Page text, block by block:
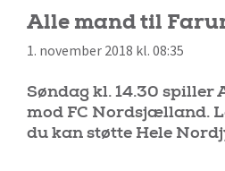
Alle mand til
1. november 2018 kl. 08:35
Søndag kl. 14.30 spiller
mod FC Nordsjælland.
du kan støtte Hele